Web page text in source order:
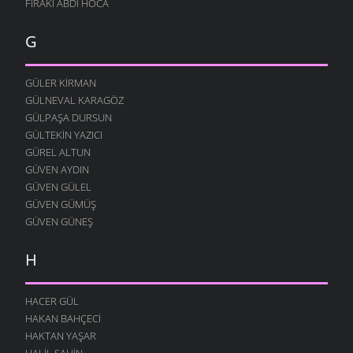
3 NISAN 2008
SEVDALAR İÇINDE
3 NISAN 2008
BU KADERSIZ
1 NISAN 2008
KURŞUNLAR BENI
27 MART 2008
GECELERI ÖZLEMIŞIM
26 MART 2008
KAPI KOLLARI
TÜKENIR ŞIMDI
24 MART 2008
YAZIK ETMIŞIM
22 MART 2008
KANAMIŞ YÜREK YARASI
G
GÜLER KIRMAN
GÜLNEVAL KARAGÖZ
GÜLPAŞA DURSUN
GÜLTEKIN YAZICI
GÜREL ALTUN
GÜVEN AYDIN
GÜVEN GÜLEL
GÜVEN GÜMÜŞ
GÜVEN GÜNEŞ
H
HACER GÜL
HAKAN BAHÇECI
HAKTAN YAŞAR